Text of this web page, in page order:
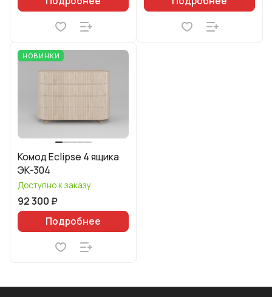
НОВИНКИ
Комод Eclipse 4 ящика
ЭК-304
Доступно к заказу
92 300 ₽
Подробнее